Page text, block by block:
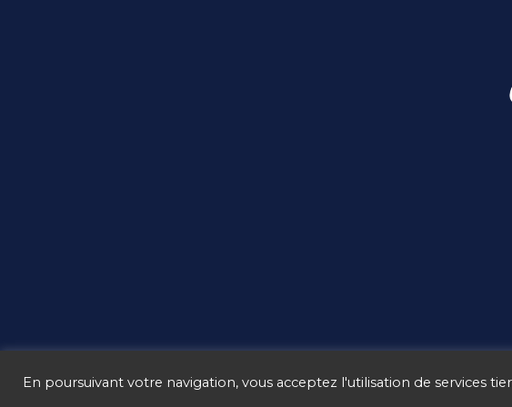
Ⓒ CMGF 2017 -
En poursuivant votre navigation, vous acceptez l'utilisation de services